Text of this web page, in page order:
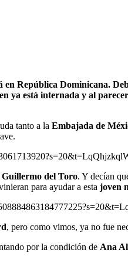
República Dominicana.
ya está internada y al
tanto a la Embajada de
Guillermo del Toro. Y decían
para ayudar a esta joven
, pero como vimos, ya no fue
por la condición de Ana